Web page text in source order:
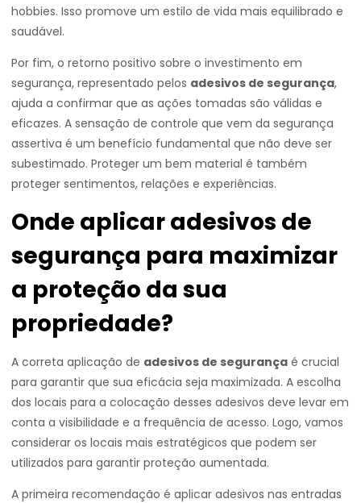
hobbies. Isso promove um estilo de vida mais equilibrado e
saudável.
Por fim, o retorno positivo sobre o investimento em
segurança, representado pelos adesivos de segurança,
ajuda a confirmar que as ações tomadas são válidas e
eficazes. A sensação de controle que vem da segurança
assertiva é um benefício fundamental que não deve ser
subestimado. Proteger um bem material é também
proteger sentimentos, relações e experiências.
Onde aplicar adesivos de
segurança para maximizar
a proteção da sua
propriedade?
A correta aplicação de adesivos de segurança é crucial
para garantir que sua eficácia seja maximizada. A escolha
dos locais para a colocação desses adesivos deve levar em
conta a visibilidade e a frequência de acesso. Logo, vamos
considerar os locais mais estratégicos que podem ser
utilizados para garantir proteção aumentada.
A primeira recomendação é aplicar adesivos nas entradas